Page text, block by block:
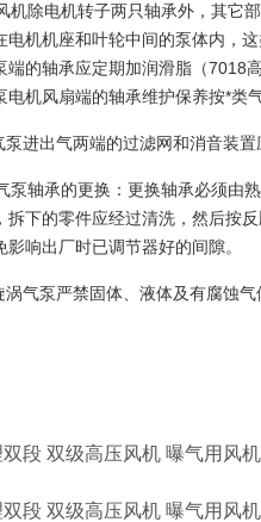
机除电机转子两只轴承外，其它
电机机座和叶轮中间的泵体内，
端的轴承应定期加润滑脂（7018
电机风扇端的轴承维护保养按*类气
泵进出气两端的过滤网和消音装
泵轴承的更换：更换轴承必须由
拆下的零件应经过清洗，然后按
影响出厂时已调节器好的间隙。
气泵严禁固体、液体及有腐蚀气